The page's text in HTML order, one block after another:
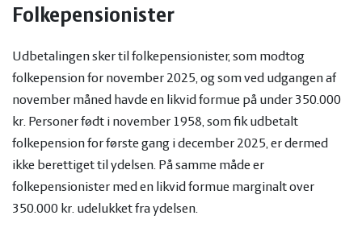
Folkepensionister
Udbetalingen sker til folkepensionister, som modtog
folkepension for november 2025, og som ved udgangen af
november måned havde en likvid formue på under 350.000
kr. Personer født i november 1958, som fik udbetalt
folkepension for første gang i december 2025, er dermed
ikke berettiget til ydelsen. På samme måde er
folkepensionister med en likvid formue marginalt over
350.000 kr. udelukket fra ydelsen.